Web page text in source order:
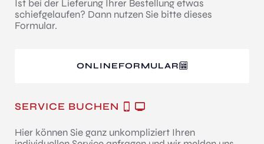
Ist bei der Lieferung Ihrer Bestellung etwas
schiefgelaufen? Dann nutzen Sie bitte dieses
Formular.
ONLINEFORMULAR
SERVICE BUCHEN
Hier können Sie ganz unkompliziert Ihren